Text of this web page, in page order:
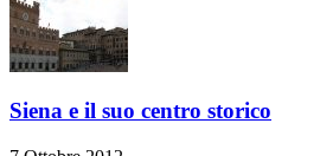
Siena e il suo centro storico